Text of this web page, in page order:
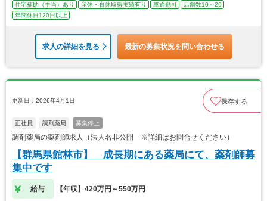
住宅補助（手当）あり
産休・育休取得実績有り 車通勤可
店舗数10～29
年間休日120日以上
求人の詳細を見る 最新の募集状況を問い合わせる
更新日：2026年4月1日 保存する
正社員 調剤薬局 募集停止
調剤薬局の薬剤師求人（法人名非公開 ※詳細はお問合せください）
【群馬県館林市】 成長期にある薬局にて、薬剤師募
集中です
給与 【年収】420万円～550万円